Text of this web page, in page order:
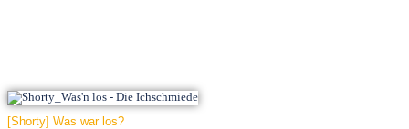
[Shorty] Was war los?